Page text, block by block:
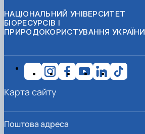
НАЦІОНАЛЬНИЙ УНІВЕРСИТЕТ
БІОРЕСУРСІВ І
ПРИРОДОКОРИСТУВАННЯ УКРАЇНИ
Поштова адреса
Карта сайту